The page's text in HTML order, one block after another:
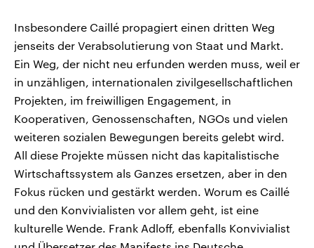
Insbesondere Caillé propagiert einen dritten Weg
jenseits der Verabsolutierung von Staat und Markt.
Ein Weg, der nicht neu erfunden werden muss, weil er
in unzähligen, internationalen zivilgesellschaftlichen
Projekten, im freiwilligen Engagement, in
Kooperativen, Genossenschaften, NGOs und vielen
weiteren sozialen Bewegungen bereits gelebt wird.
All diese Projekte müssen nicht das kapitalistische
Wirtschaftssystem als Ganzes ersetzen, aber in den
Fokus rücken und gestärkt werden. Worum es Caillé
und den Konvivialisten vor allem geht, ist eine
kulturelle Wende. Frank Adloff, ebenfalls Konvivialist